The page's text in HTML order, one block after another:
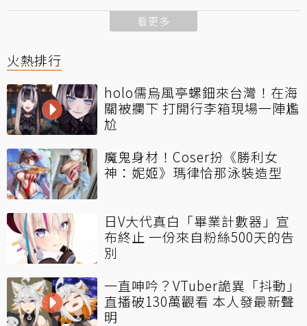
看更多
火熱排行
holo儒烏風亭螺鈿來台灣！在海
關被攔下 打開行李箱現場一陣尷
尬
魔鬼身材！Coser扮《勝利女
神：妮姬》瑪律恰那泳裝造型
日V大代真白「畢業計數器」宣
布終止 一份來自粉絲500天的告
別
一直呻吟？VTuber詭異「抖動」
直播破130萬觀看 本人發最新聲
明